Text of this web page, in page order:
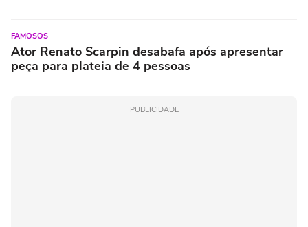
FAMOSOS
Ator Renato Scarpin desabafa após apresentar
peça para plateia de 4 pessoas
PUBLICIDADE